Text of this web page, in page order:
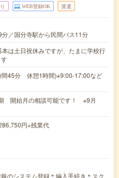
WEB登録OK 派遣
／国分寺駅から民間バス11分
は土日祝休みですが、たまに学校行
間45分 休憩1時間)※9:00-17:00など
開始月の相談可能です！ ※9月
円+残業代
のシステム登録＊編入手続き＊スク